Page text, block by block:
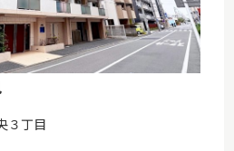
３丁目